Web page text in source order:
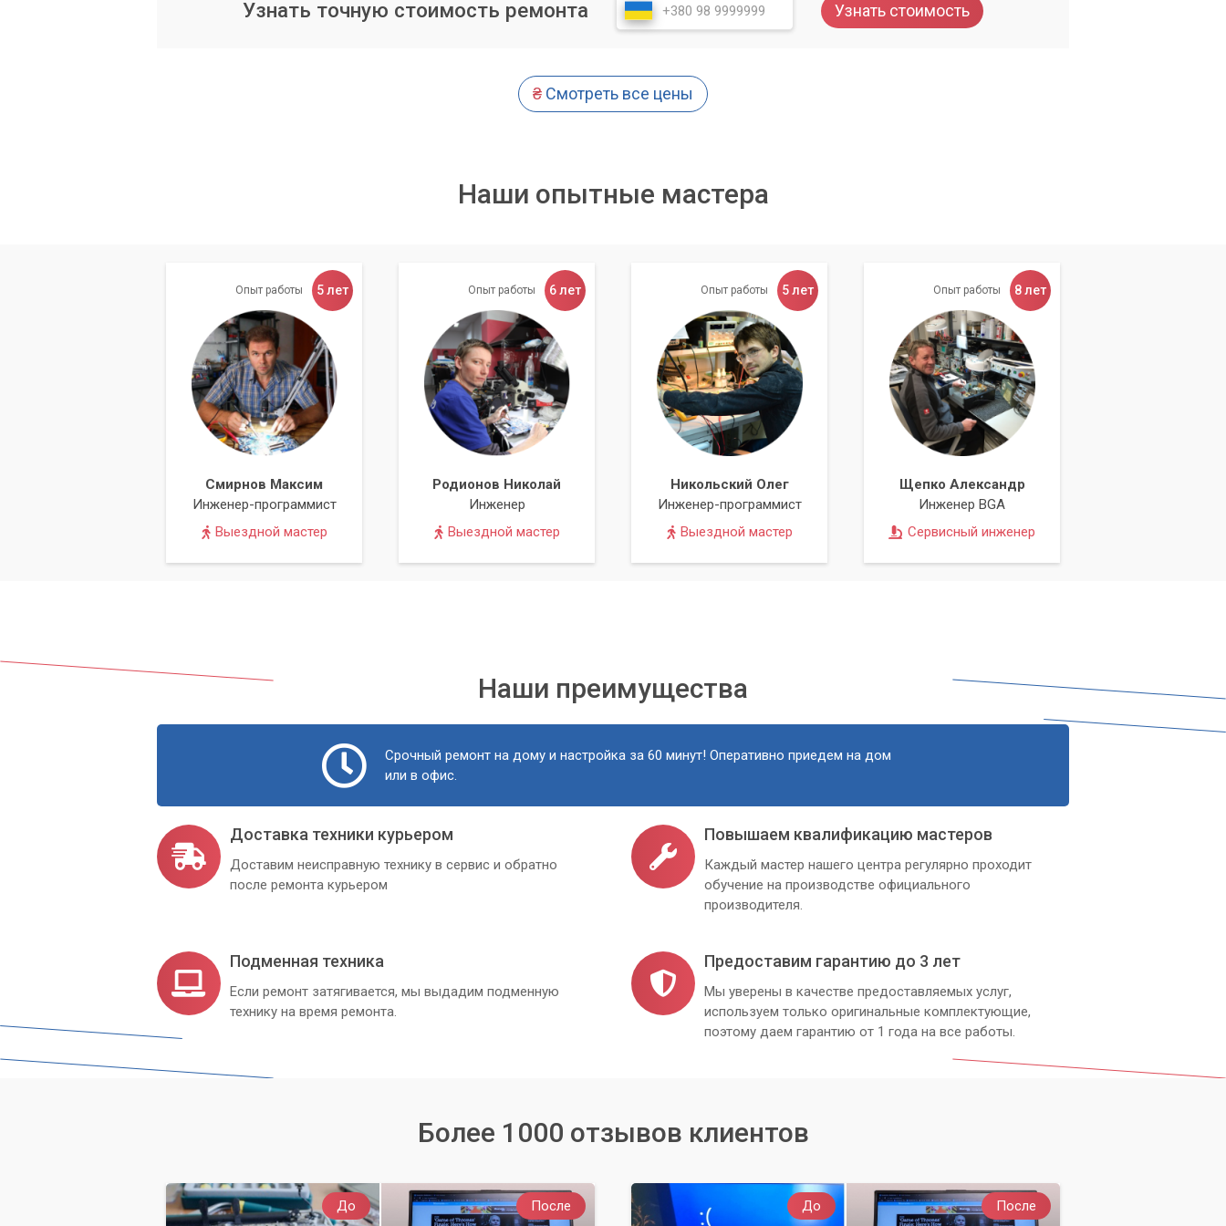
Узнать точную стоимость ремонта Узнать стоимость
₴ Смотреть все цены
Наши опытные мастера
Опыт работы 5 лет
Смирнов Максим
Инженер-программист
Выездной мастер
Опыт работы 6 лет
Родионов Николай
Инженер
Выездной мастер
Опыт работы 5 лет
Никольский Олег
Инженер-программист
Выездной мастер
Опыт работы 8 лет
Щепко Александр
Инженер BGA
Сервисный инженер
Наши преимущества
Срочный ремонт на дому и настройка за 60 минут! Оперативно приедем на дом
или в офис.
Доставка техники курьером
Доставим неисправную технику в сервис и обратно
после ремонта курьером
Повышаем квалификацию мастеров
Каждый мастер нашего центра регулярно проходит
обучение на производстве официального
производителя.
Подменная техника
Если ремонт затягивается, мы выдадим подменную
технику на время ремонта.
Предоставим гарантию до 3 лет
Мы уверены в качестве предоставляемых услуг,
используем только оригинальные комплектующие,
поэтому даем гарантию от 1 года на все работы.
Более 1000 отзывов клиентов
До После До После